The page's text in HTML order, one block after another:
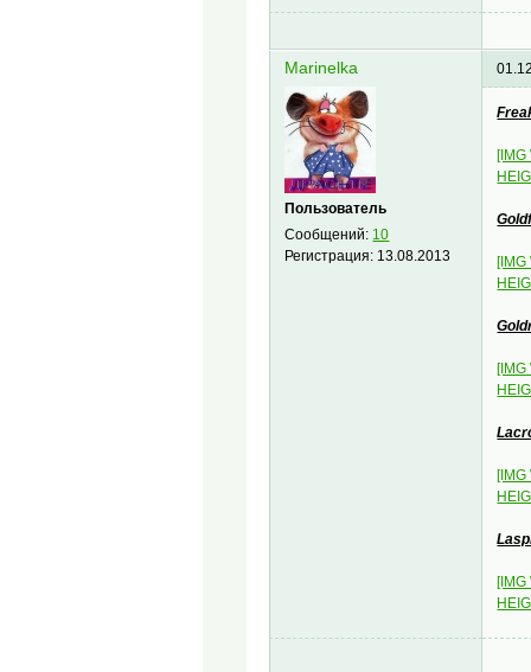
Marinelka
Пользователь
Сообщений: 10
Регистрация: 13.08.2013